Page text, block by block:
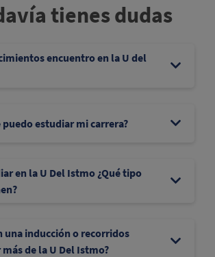
tienes dudas
encuentro en la U del
puedo estudiar mi carrera?
en la U Del Istmo ¿Qué tipo
una inducción o recorridos
de la U Del Istmo?